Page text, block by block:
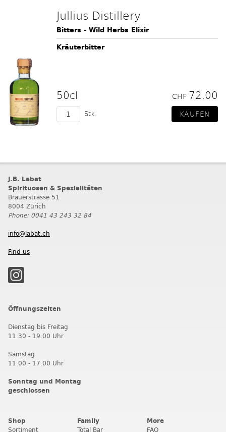
Jullius Distillery
Bitters - Wild Herbs Elixir
Kräuterbitter
50cl CHF 72.00
Stk.
J.B. Labat
Spirituosen & Spezialitäten
Brauerstrasse 51
8004 Zürich
Phone: 0041 43 243 32 84
info@labat.ch
Find us
Öffnungszeiten
Dienstag bis Freitag
11.30 - 19.00 Uhr
Samstag
11.00 - 17.00 Uhr
Sonntag und Montag
geschlossen
Shop
Sortiment
Family
Total Bar
More
FAQ